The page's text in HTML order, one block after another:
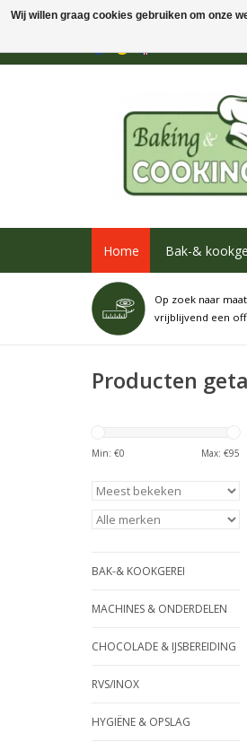
Home Bak-&
Op zoek naar
vrijblijvend een
Producten
Min: €0 Max: €95
BAK-& KOOKGEREI
MACHINES & ONDERDELEN
CHOCOLADE & IJSBEREIDING
RVS/INOX
HYGIËNE & OPSLAG
Wij willen graag cookies gebruiken om onze